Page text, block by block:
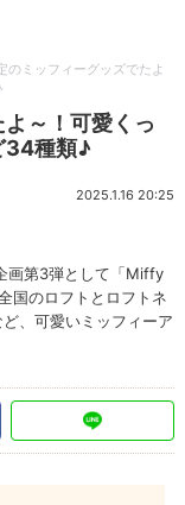
のミッフィーグッズでたよ
～！可愛くっ
34種類♪
2025.1.16 20:25
画第3弾として「Miffy
国のロフトとロフトネ
、可愛いミッフィーア